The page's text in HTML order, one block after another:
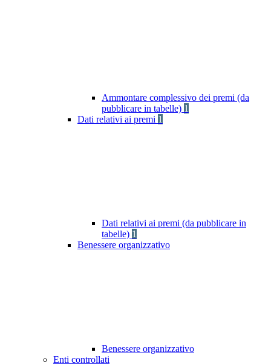
Ammontare complessivo dei premi (da
pubblicare in tabelle) 1
Dati relativi ai premi 1
Dati relativi ai premi (da pubblicare in
tabelle) 1
Benessere organizzativo
Benessere organizzativo
Enti controllati